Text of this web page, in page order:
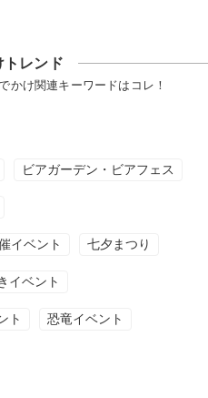
トレンド
かけ関連キーワードはコレ！
ビアガーデン・ビアフェス
イベント 七夕まつり
イベント
ト 恐竜イベント